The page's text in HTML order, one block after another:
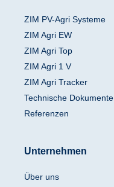
ZIM PV-Agri Systeme
ZIM Agri EW
ZIM Agri Top
ZIM Agri 1 V
ZIM Agri Tracker
Technische Dokumente
Referenzen
Unternehmen
Über uns